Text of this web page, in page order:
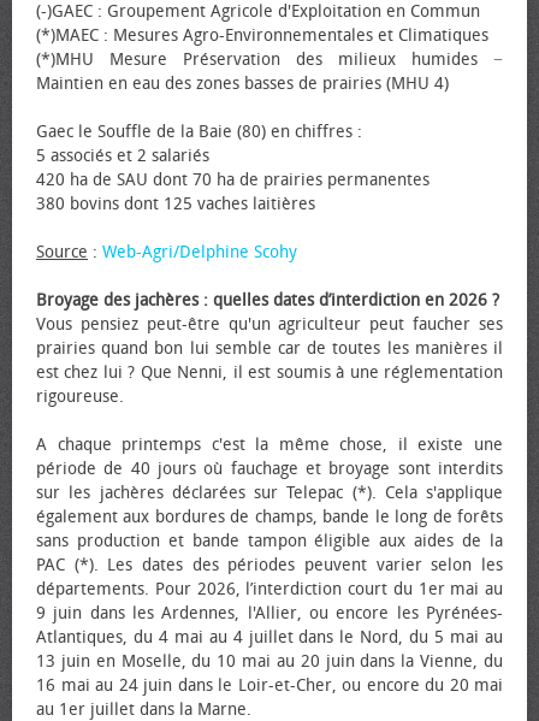
(-)GAEC : Groupement Agricole d'Exploitation en Commun
(*)MAEC : Mesures Agro-Environnementales et Climatiques
(*)MHU Mesure Préservation des milieux humides −
Maintien en eau des zones basses de prairies (MHU 4)
Gaec le Souffle de la Baie (80) en chiffres :
5 associés et 2 salariés
420 ha de SAU dont 70 ha de prairies permanentes
380 bovins dont 125 vaches laitières
Source : Web-Agri/Delphine Scohy
Broyage des jachères : quelles dates d’interdiction en 2026 ?
Vous pensiez peut-être qu'un agriculteur peut faucher ses
prairies quand bon lui semble car de toutes les manières il
est chez lui ? Que Nenni, il est soumis à une réglementation
rigoureuse.
A chaque printemps c'est la même chose, il existe une
période de 40 jours où fauchage et broyage sont interdits
sur les jachères déclarées sur Telepac (*). Cela s'applique
également aux bordures de champs, bande le long de forêts
sans production et bande tampon éligible aux aides de la
PAC (*). Les dates des périodes peuvent varier selon les
départements. Pour 2026, l’interdiction court du 1er mai au
9 juin dans les Ardennes, l'Allier, ou encore les Pyrénées-
Atlantiques, du 4 mai au 4 juillet dans le Nord, du 5 mai au
13 juin en Moselle, du 10 mai au 20 juin dans la Vienne, du
16 mai au 24 juin dans le Loir-et-Cher, ou encore du 20 mai
au 1er juillet dans la Marne.